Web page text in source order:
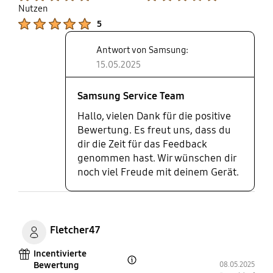
ein zuverlässiger
Fingerabdrucksensor im Power-
Button, der die Anmeldung einfach
ausnahmslos Anwendungen und
Apps mit Schnellzugriff auf Gemini
Foto-Bearbeitung erheblich
vereinfacht. Mit Android 15 und
Samsungs aktueller One UI 7-
Oberfläche bietet das Tablet
zudem ein modernes, auf
Produktivität und Komfort
ausgelegtes Nutzererlebnis.
Desweiteren findet die Einbindung
meinem Galaxy Smartphone aus
Buds sowie Watch waren sofort
Nutzen
5
Antwort von Samsung:
15.05.2025
Samsung Service Team
Hallo, vielen Dank für die positive
Bewertung. Es freut uns, dass du
dir die Zeit für das Feedback
genommen hast. Wir wünschen dir
noch viel Freude mit deinem Gerät.
Fletcher47
Incentivierte
Bewertung
08.05.2025